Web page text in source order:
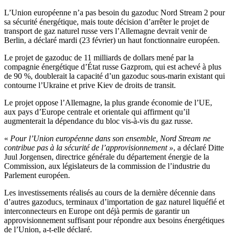
L’Union européenne n’a pas besoin du gazoduc Nord Stream 2 pour
sa sécurité énergétique, mais toute décision d’arrêter le projet de
transport de gaz naturel russe vers l’Allemagne devrait venir de
Berlin, a déclaré mardi (23 février) un haut fonctionnaire européen.
Le projet de gazoduc de 11 milliards de dollars mené par la
compagnie énergétique d’État russe Gazprom, qui est achevé à plus
de 90 %, doublerait la capacité d’un gazoduc sous-marin existant qui
contourne l’Ukraine et prive Kiev de droits de transit.
Le projet oppose l’Allemagne, la plus grande économie de l’UE,
aux pays d’Europe centrale et orientale qui affirment qu’il
augmenterait la dépendance du bloc vis-à-vis du gaz russe.
« Pour l’Union européenne dans son ensemble, Nord Stream ne
contribue pas à la sécurité de l’approvisionnement », a déclaré Ditte
Juul Jorgensen, directrice générale du département énergie de la
Commission, aux législateurs de la commission de l’industrie du
Parlement européen.
Les investissements réalisés au cours de la dernière décennie dans
d’autres gazoducs, terminaux d’importation de gaz naturel liquéfié et
interconnecteurs en Europe ont déjà permis de garantir un
approvisionnement suffisant pour répondre aux besoins énergétiques
de l’Union, a-t-elle déclaré.